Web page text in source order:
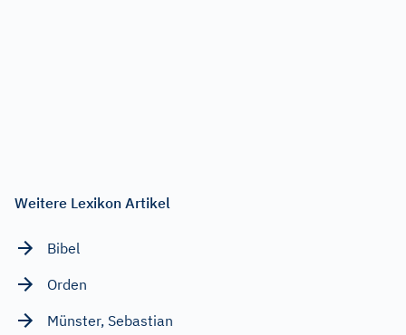
Weitere Lexikon Artikel
Bibel
Orden
Münster, Sebastian